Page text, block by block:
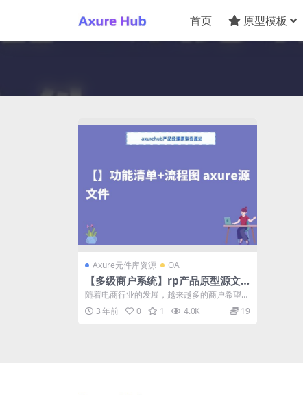
首页 原型模板
Axure元件库资源 OA
【多级商户系统】rp产品原型源文
件
随着电商行业的发展，越来越多的商户希望通
过与其他商户进行合作，实现利益共享和资
源...3 年前 0 1 4.0K 19